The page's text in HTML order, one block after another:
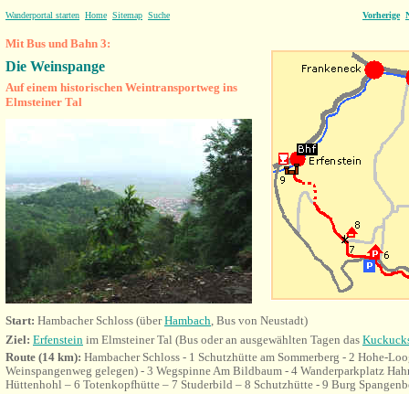
Wanderportal starten Home Sitemap Suche Vorherige
Mit Bus und Bahn 3:
Die Weinspange
Auf einem historischen Weintransportweg ins
Elmsteiner Tal
Start: Hambacher Schloss (überHambach, Bus von Neustadt)
Ziel: Erfenstein im Elmsteiner Tal (Bus oder an ausgewählten Tagen das
Route (14 km): Hambacher Schloss - 1 Schutzhütte am Sommerberg - 2 Hohe-
Weinspangenweg gelegen) - 3 Wegspinne Am Bildbaum - 4 Wanderparkplatz
Hüttenhohl – 6 Totenkopfhütte – 7 Studerbild – 8 Schutzhütte - 9 Burg